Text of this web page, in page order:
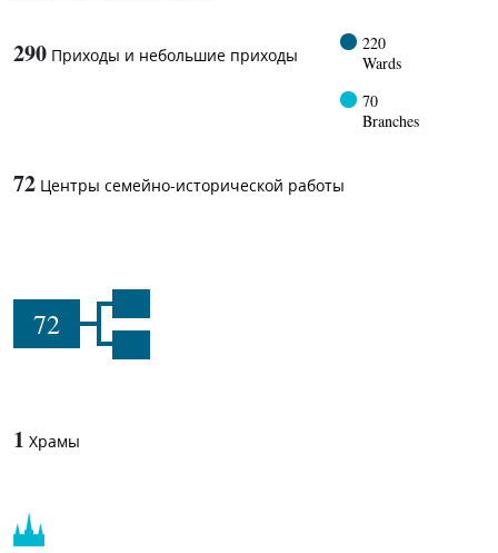
290 Приходы и небольшие приходы
220
Wards
70
Branches
72 Центры семейно-исторической работы
72
1 Храмы